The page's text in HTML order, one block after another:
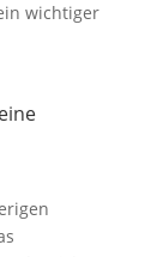
wichtiger